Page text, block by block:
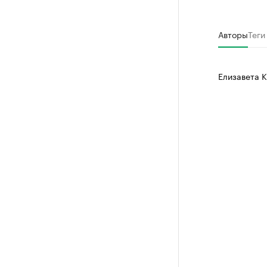
АвторыТеги
Елизавета